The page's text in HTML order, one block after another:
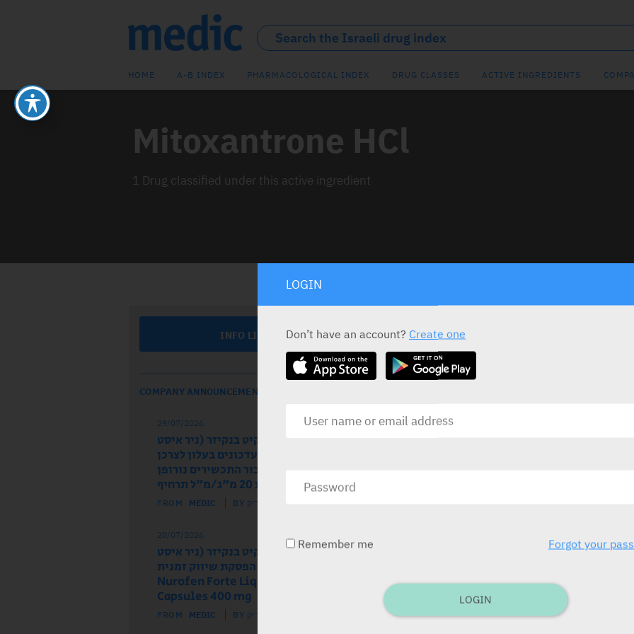
HOME A-B INDEX PHARMACOLOGICAL INDEX DRUG CLASSES ACTIVE INGREDIENTS
Mitoxantrone HCl
1 Drug classified under this active ingredient
INFO LINE
COMPANY ANNOUNCEMENTS
29/07/2026
בעל הרישום רקיט בנקיזר (ניר איסט
בע"מ) מודיע על עדכונים בעלון לצרכן
ובעלון לרופא עבור התכשירים נורופן
לילדים תפוז ותות 20 מ"ג/מ"ל תרחיף
FROM MEDIC BY מדיק
20/07/2026
בעל הרישום רקיט בנקיזר (ניר איסט
בע"מ) מודיע על הפסקת שיווק זמנית
של התכשיר Nurofen Forte Liquid
Capsules 400 mg
FROM MEDIC BY מדיק
“Ebewe” 2 mg/ml
LOGIN
Don’t have an account? Create one
Remember me Forgot your
LOGIN